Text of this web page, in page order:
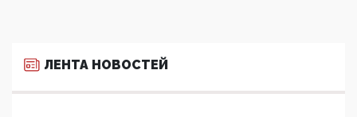
ЛЕНТА НОВОСТЕЙ